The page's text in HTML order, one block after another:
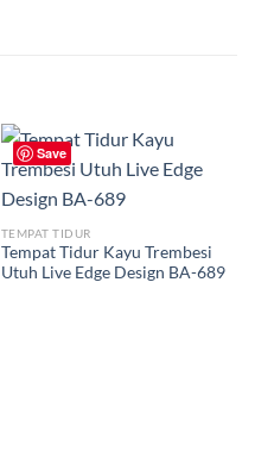
Save
TEMPAT TIDUR
Tempat Tidur Kayu Trembesi
Utuh Live Edge Design BA-689